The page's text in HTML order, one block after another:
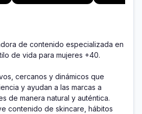
de contenido especializada en
de vida para mujeres +40.
cercanos y dinámicos que
y ayudan a las marcas a
de manera natural y auténtica.
contenido de skincare, hábitos